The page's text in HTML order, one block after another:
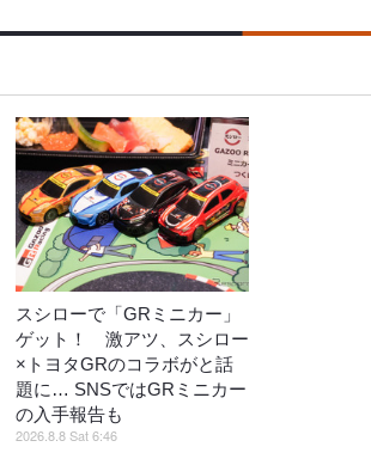
スシローで「GRミニカー」
ゲット！ 激アツ、スシロー
×トヨタGRのコラボがと話
題に… SNSではGRミニカー
の入手報告も
2026.8.8 Sat 6:46